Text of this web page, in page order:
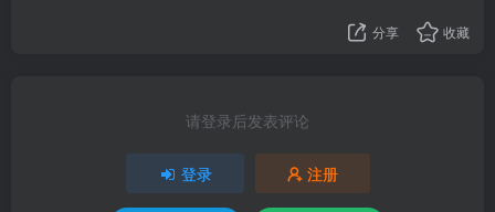
分享 收藏
请登录后发表评论
登录 注册